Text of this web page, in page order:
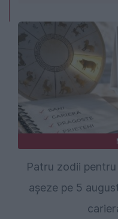
Patru zodii
așeze pe 5